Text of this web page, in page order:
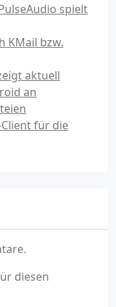
spielt
KMail bzw.
aktuell
an
für die
diesen